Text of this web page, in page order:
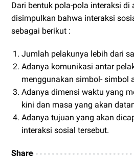
Dari bentuk pola-pola interaksi di
disimpulkan bahwa interaksi
sebagai berikut :
Jumlah pelakunya lebih dari
Adanya komunikasi antar
menggunakan simbol- simbol
Adanya dimensi waktu yang
kini dan masa yang akan
Adanya tujuan yang akan
interaksi sosial tersebut.
Share